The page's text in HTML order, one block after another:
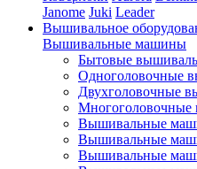
Janome Juki Leader
Вышивальное
Вышивальные машины
Бытовые
Одноголовочные
Двухголовочные
Вышивальные
Вышивальные
Вышивальные